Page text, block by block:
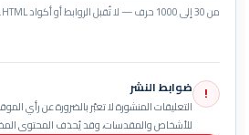
من 30 إلى 1000 حرف — لا تُقبل الروابط أو أكواد HTML.
! ضوابط النشر
التعليقات المنشورة لا تعبّر بالضرورة عن رأي
للأشخاص والمقدسات، وقد يُحذف المحتوى